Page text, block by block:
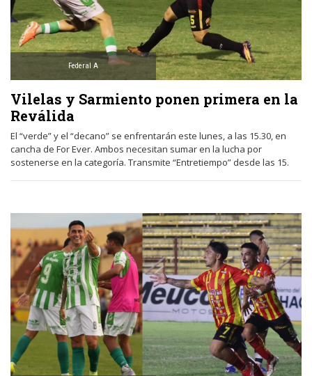
Federal A
Vilelas y Sarmiento ponen primera en la
Reválida
El “verde” y el “decano” se enfrentarán este lunes, a las 15.30, en
cancha de For Ever. Ambos necesitan sumar en la lucha por
sostenerse en la categoría. Transmite “Entretiempo” desde las 15.